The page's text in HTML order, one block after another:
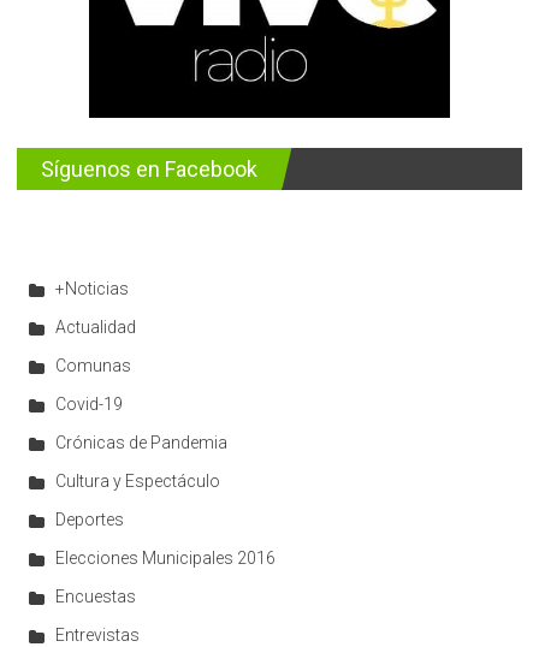
Síguenos en Facebook
+Noticias
Actualidad
Comunas
Covid-19
Crónicas de Pandemia
Cultura y Espectáculo
Deportes
Elecciones Municipales 2016
Encuestas
Entrevistas